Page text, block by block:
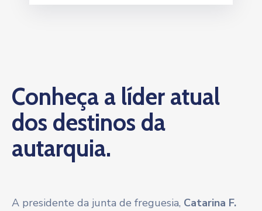
Conheça a líder atual
dos destinos da
autarquia.
A presidente da junta de freguesia, Catarina F.